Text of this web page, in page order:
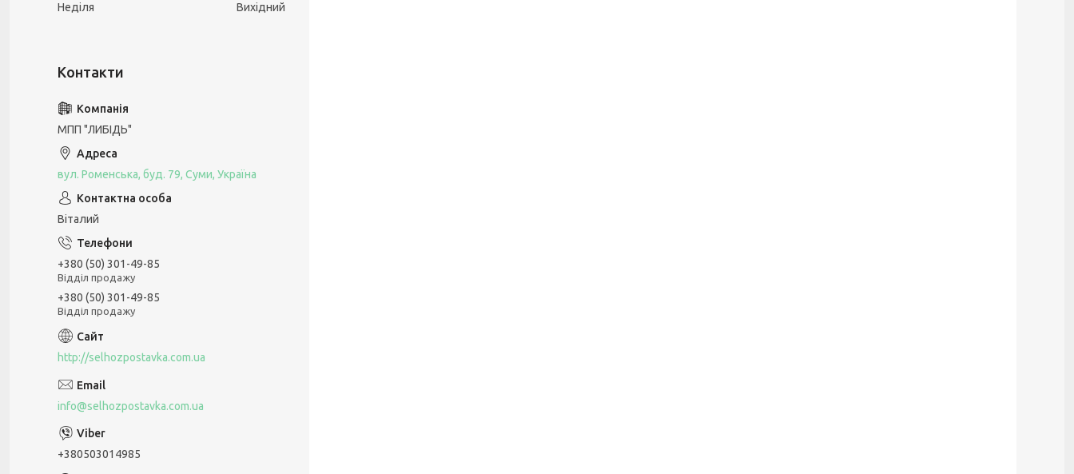
Неділя
Вихідний
МПП "ЛИБІДЬ"
вул. Роменська, буд. 79, Суми, Україна
Віталий
+380 (50) 301-49-85
Відділ продажу
+380 (50) 301-49-85
Відділ продажу
http://selhozpostavka.com.ua
info@selhozpostavka.com.ua
+380503014985